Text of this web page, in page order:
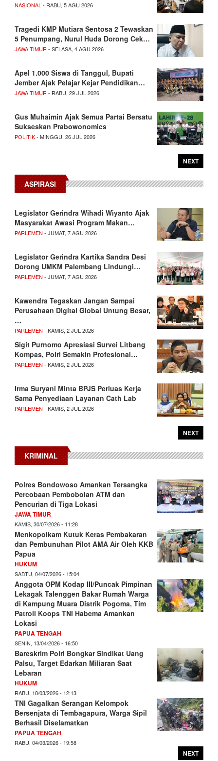
NASIONAL - RABU, 5 AGU 2026
Tragedi KMP Mutiara Sentosa 2 Tewaskan
5 Penumpang, Nurul Huda Dorong Cek…
JAWA TIMUR - SELASA, 4 AGU 2026
Apel 1.000 Siswa di Tanggul, Bupati
Jember Ajak Pelajar Kejar Pendidikan…
JAWA TIMUR - RABU, 29 JUL 2026
Gus Muhaimin Ajak Semua Partai Bersatu
Sukseskan Prabowonomics
POLITIK- MINGGU, 26 JUL 2026
NEXT
ASPIRASI
Legislator Gerindra Wihadi Wiyanto Ajak
Masyarakat Awasi Program Makan…
PARLEMEN - JUMAT, 7 AGU 2026
Legislator Gerindra Kartika Sandra Desi
Dorong UMKM Palembang Lindungi…
PARLEMEN - JUMAT, 7 AGU 2026
Kawendra Tegaskan Jangan Sampai
Perusahaan Digital Global Untung Besar,
…
PARLEMEN - KAMIS, 2 JUL 2026
Sigit Purnomo Apresiasi Survei Litbang
Kompas, Polri Semakin Profesional…
PARLEMEN - KAMIS, 2 JUL 2026
Irma Suryani Minta BPJS Perluas Kerja
Sama Penyediaan Layanan Cath Lab
PARLEMEN - KAMIS, 2 JUL 2026
NEXT
KRIMINAL
Polres Bondowoso Amankan Tersangka
Percobaan Pembobolan ATM dan
Pencurian di Tiga Lokasi
JAWA TIMUR
KAMIS, 30/07/2026 - 11:28
Menkopolkam Kutuk Keras Pembakaran
dan Pembunuhan Pilot AMA Air Oleh KKB
Papua
HUKUM
SABTU, 04/07/2026 - 15:04
Anggota OPM Kodap III/Puncak Pimpinan
Lekagak Talenggen Bakar Rumah Warga
di Kampung Muara Distrik Pogoma, Tim
Patroli Koops TNI Habema Amankan
Lokasi
PAPUA TENGAH
SENIN, 13/04/2026 - 16:50
Bareskrim Polri Bongkar Sindikat Uang
Palsu, Target Edarkan Miliaran Saat
Lebaran
HUKUM
RABU, 18/03/2026 - 12:13
TNI Gagalkan Serangan Kelompok
Bersenjata di Tembagapura, Warga Sipil
Berhasil Diselamatkan
PAPUA TENGAH
RABU, 04/03/2026 - 19:58
NEXT